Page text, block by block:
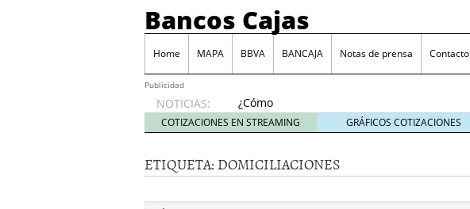
Bancos Cajas
Home MAPA BBVA BANCAJA Notas de prensa Contacto
Publicidad
NOTICIAS:
¿Cómo
podemos
reclamar
bancos
las
comisiones
COTIZACIONES EN STREAMING GRÁFICOS COTIZACIONES
ETIQUETA: DOMICILIACIONES